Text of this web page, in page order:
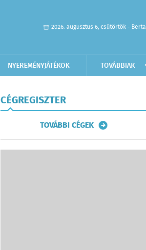
2026. augusztus 6, csütörtök - Berta
NYEREMÉNYJÁTÉKOK TOVÁBBIAK
CÉGREGISZTER
TOVÁBBI CÉGEK